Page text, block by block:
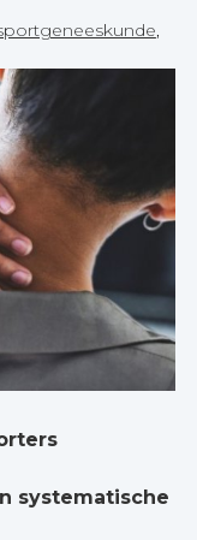
,
systematische